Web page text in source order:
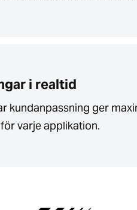
i realtid
kundanpassning ger
varje applikation.